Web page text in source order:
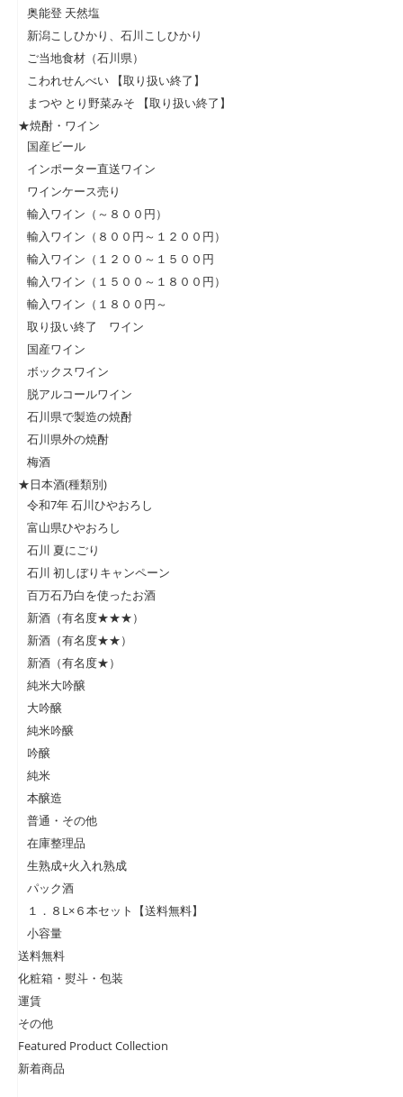
奥能登 天然塩
新潟こしひかり、石川こしひかり
ご当地食材（石川県）
こわれせんべい 【取り扱い終了】
まつや とり野菜みそ 【取り扱い終了】
★焼酎・ワイン
国産ビール
インポーター直送ワイン
ワインケース売り
輸入ワイン（～８００円）
輸入ワイン（８００円～１２００円）
輸入ワイン（１２００～１５００円
輸入ワイン（１５００～１８００円）
輸入ワイン（１８００円～
取り扱い終了 ワイン
国産ワイン
ボックスワイン
脱アルコールワイン
石川県で製造の焼酎
石川県外の焼酎
梅酒
★日本酒(種類別)
令和7年 石川ひやおろし
富山県ひやおろし
石川 夏にごり
石川 初しぼりキャンペーン
百万石乃白を使ったお酒
新酒（有名度★★★）
新酒（有名度★★）
新酒（有名度★）
純米大吟醸
大吟醸
純米吟醸
吟醸
純米
本醸造
普通・その他
在庫整理品
生熟成+火入れ熟成
パック酒
１．８L×６本セット【送料無料】
小容量
送料無料
化粧箱・熨斗・包装
運賃
その他
Featured Product Collection
新着商品